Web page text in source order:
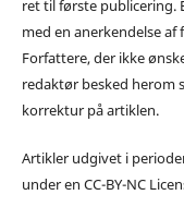
ret til første publicering.
med en anerkendelse
Forfattere, der ikke
redaktør besked herom
korrektur på artiklen.
Artikler udgivet i
under en CC-BY-NC